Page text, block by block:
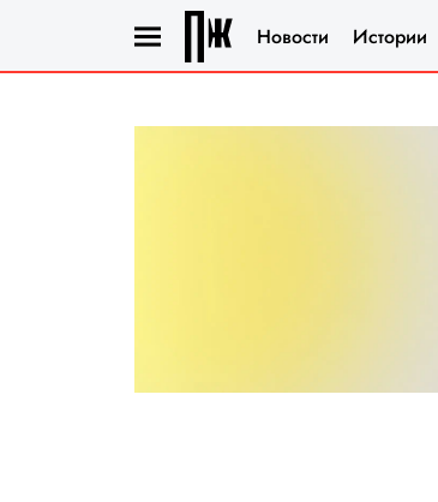
Новости Истории